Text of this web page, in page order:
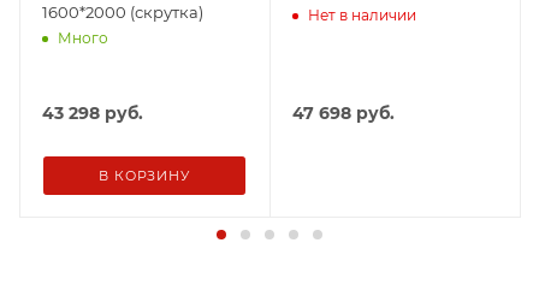
1600*2000 (скрутка)
Много
43 298 руб.
В КОРЗИНУ
Нет в наличии
47 698 руб.